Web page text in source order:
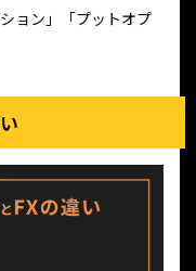
ョン」「プットオプ